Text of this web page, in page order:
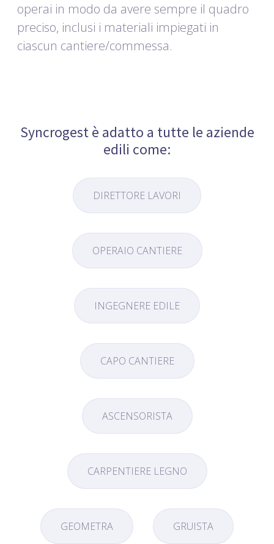
operai in modo da avere sempre il quadro
preciso, inclusi i materiali impiegati in
ciascun cantiere/commessa.
Syncrogest è adatto a tutte le aziende
edili come:
DIRETTORE LAVORI
OPERAIO CANTIERE
INGEGNERE EDILE
CAPO CANTIERE
ASCENSORISTA
CARPENTIERE LEGNO
GEOMETRA GRUISTA